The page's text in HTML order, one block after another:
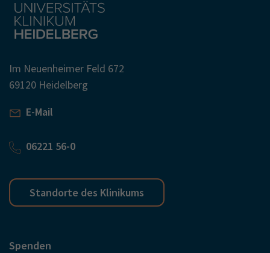
Im Neuenheimer Feld 672
69120 Heidelberg
E-Mail
06221 56-0
Standorte des Klinikums
Spenden